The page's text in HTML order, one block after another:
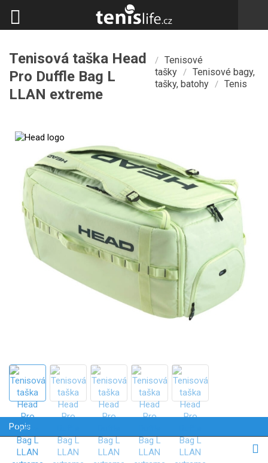
Tenisová taška Head
Pro Duffle Bag L
LLAN extreme
/ Tenisové
tašky / Tenisové bagy,
tašky, batohy / Tenis
Popis